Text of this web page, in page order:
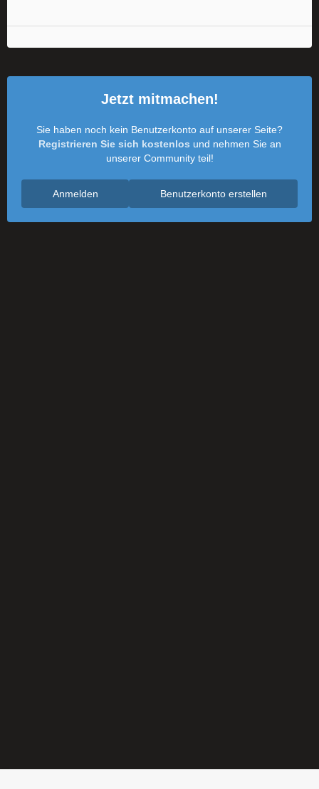
Jetzt mitmachen!
Sie haben noch kein Benutzerkonto auf unserer Seite?
Registrieren Sie sich kostenlos und nehmen Sie an
unserer Community teil!
Benutzerkonto erstellen
Anmelden